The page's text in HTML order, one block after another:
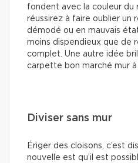
fondent avec la couleur du
réussirez à faire oublier un
démodé ou en mauvais
moins dispendieux que de
complet. Une autre idée
carpette bon marché mur à
Diviser sans mur
Ériger des cloisons, c’est
nouvelle est qu’il est